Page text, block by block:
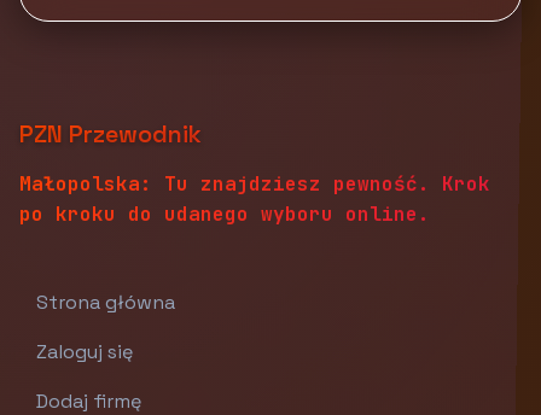
PZN Przewodnik
Małopolska: Tu znajdziesz pewność. Krok
po kroku do udanego wyboru online.
Strona główna
Zaloguj się
Dodaj firmę